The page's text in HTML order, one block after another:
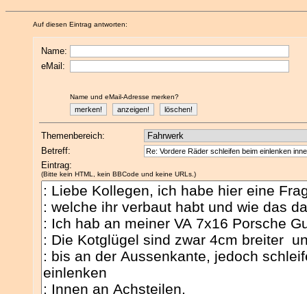
Auf diesen Eintrag antworten:
Name:
eMail:
Name und eMail-Adresse merken?
Themenbereich:
Betreff:
Eintrag:
(Bitte kein HTML, kein BBCode und keine URLs.)